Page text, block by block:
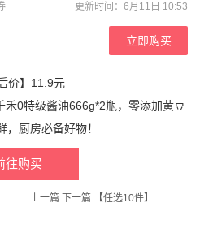
更新时间：6月11日 10:53
立即购买
价】11.9元
酱油666g*2瓶，零添加黄豆
厨房必备好物！
往购买
上一篇 下一篇: 【任选10件】华味亨_风味坚果任选